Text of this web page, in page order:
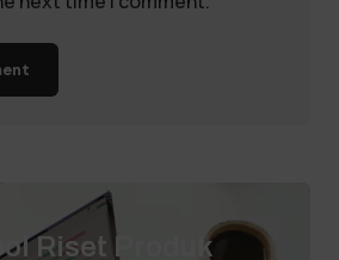
Riset Produk